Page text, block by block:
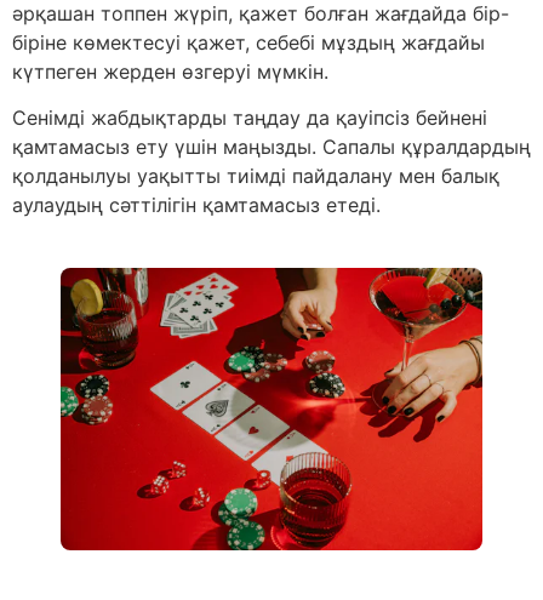
әрқашан топпен жүріп, қажет болған жағдайда бір-
біріне көмектесуі қажет, себебі мұздың жағдайы
күтпеген жерден өзгеруі мүмкін.
Сенімді жабдықтарды таңдау да қауіпсіз бейнені
қамтамасыз ету үшін маңызды. Сапалы құралдардың
қолданылуы уақытты тиімді пайдалану мен балық
аулаудың сәттілігін қамтамасыз етеді.